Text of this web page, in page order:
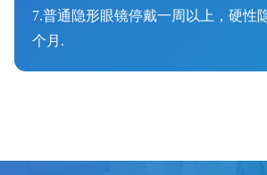
7.普通隐形眼镜停戴一周以上，硬性
个月.